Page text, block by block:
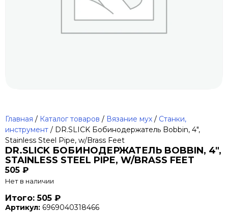
Главная / Каталог товаров / Вязание мух / Станки,
инструмент / DR.SLICK Бобинодержатель Bobbin, 4″,
Stainless Steel Pipe, w/Brass Feet
DR.SLICK БОБИНОДЕРЖАТЕЛЬ BOBBIN, 4″,
STAINLESS STEEL PIPE, W/BRASS FEET
505 ₽
Нет в наличии
Итого: 505 ₽
Артикул: 6969040318466